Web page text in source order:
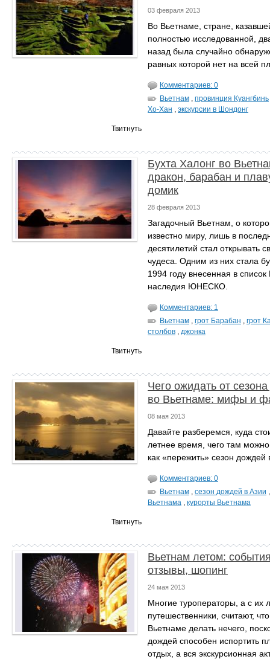
03 февраля 2013
Во Вьетнаме, стране,
полностью исследованной,
назад была случайно
равных которой нет на всей
Комментариев: 0
Вьетнам , провинция Куангбинь
Хо-Хан , экскурсии в Шондонг
Твитнуть
Бухта Халонг во
дракон, барабан и
домик
28 февраля 2013
Загадочный Вьетнам, о
известно миру, лишь в
десятилетий стал открывать
чудеса. Одним из них стала
1994 году внесенная в
наследия ЮНЕСКО.
Комментариев: 1
Вьетнам , грот Барабан , грот
столбов , джонка
Твитнуть
Чего ожидать от
во Вьетнаме: мифы и
08 мая 2013
Давайте разберемся, куда
летнее время, чего там
как «пережить» сезон дождей
Комментариев: 0
Вьетнам , сезон дождей в Азии
Вьетнама , курорты Вьетнама
Твитнуть
Вьетнам летом:
отзывы, шопинг
24 мая 2013
Многие туроператоры, а с их
путешественники, считают,
Вьетнаме делать нечего,
дождей способен испортить
отдых, а вся экскурсионная